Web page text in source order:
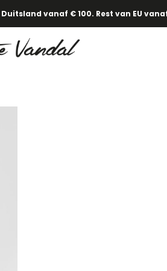
vanaf € 100. Rest van EU